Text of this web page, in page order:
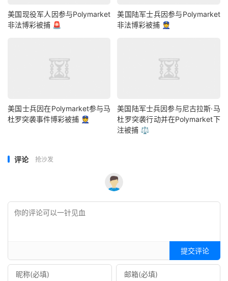
美国现役军人因参与Polymarket
非法博彩被捕 🚨
美国陆军士兵因参与Polymarket
非法博彩被捕 👮
美国士兵因在Polymarket参与马
杜罗突袭事件博彩被捕 👮
美国陆军士兵因参与尼古拉斯·马
杜罗突袭行动并在Polymarket下
注被捕 ⚖️
评论 抢沙发
提交评论